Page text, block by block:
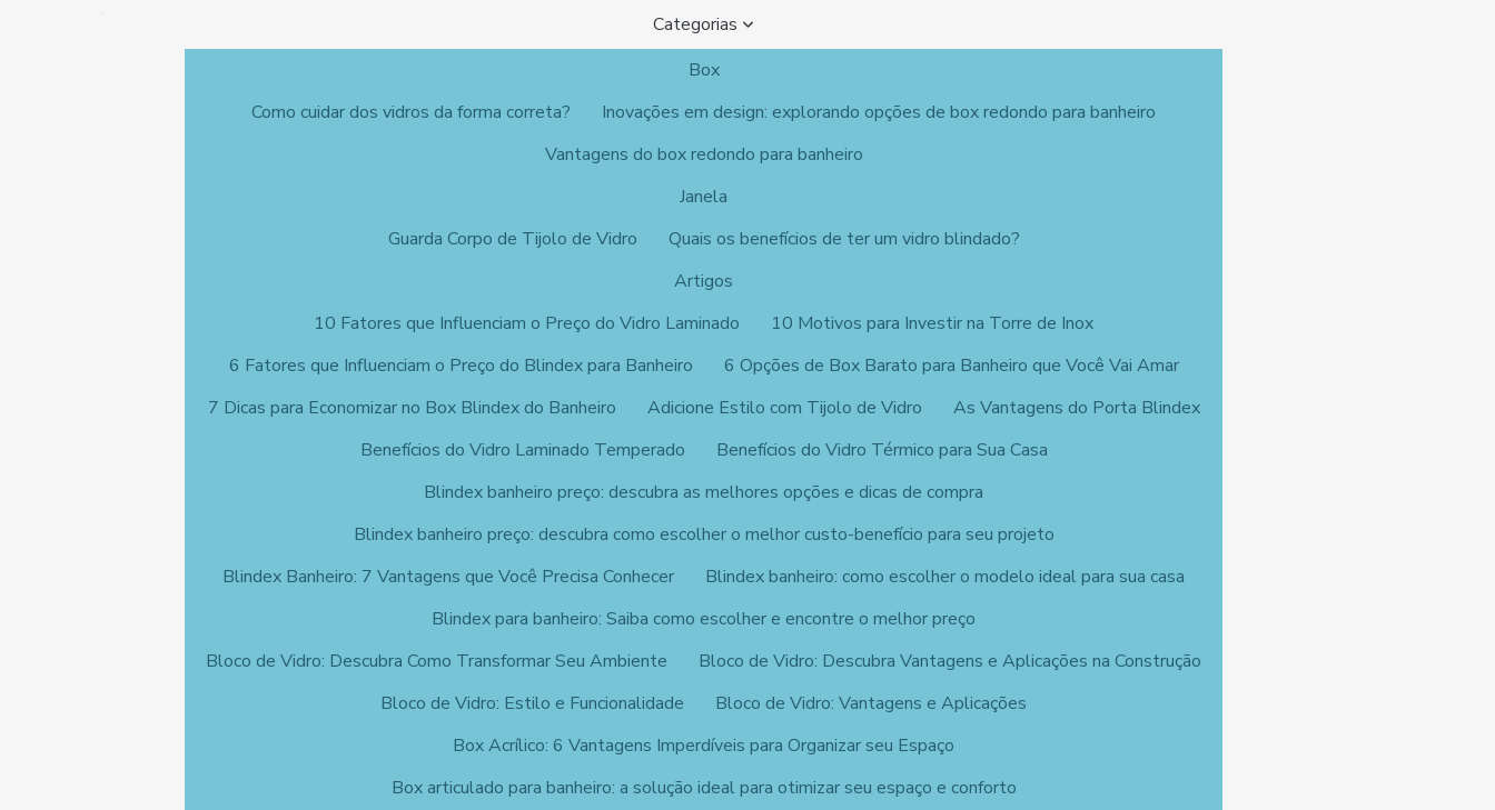
Categorias
Box
Como cuidar dos vidros da forma correta?
Inovações em design: explorando opções de box redondo para banheiro
Vantagens do box redondo para banheiro
Janela
Guarda Corpo de Tijolo de Vidro
Quais os benefícios de ter um vidro blindado?
Artigos
10 Fatores que Influenciam o Preço do Vidro Laminado
10 Motivos para Investir na Torre de Inox
6 Fatores que Influenciam o Preço do Blindex para Banheiro
6 Opções de Box Barato para Banheiro que Você Vai Amar
7 Dicas para Economizar no Box Blindex do Banheiro
Adicione Estilo com Tijolo de Vidro
As Vantagens do Porta Blindex
Benefícios do Vidro Laminado Temperado
Benefícios do Vidro Térmico para Sua Casa
Blindex banheiro preço: descubra as melhores opções e dicas de compra
Blindex banheiro preço: descubra como escolher o melhor custo-benefício para seu projeto
Blindex Banheiro: 7 Vantagens que Você Precisa Conhecer
Blindex banheiro: como escolher o modelo ideal para sua casa
Blindex para banheiro: Saiba como escolher e encontre o melhor preço
Bloco de Vidro: Descubra Como Transformar Seu Ambiente
Bloco de Vidro: Descubra Vantagens e Aplicações na Construção
Bloco de Vidro: Estilo e Funcionalidade
Bloco de Vidro: Vantagens e Aplicações
Box Acrílico: 6 Vantagens Imperdíveis para Organizar seu Espaço
Box articulado para banheiro: a solução ideal para otimizar seu espaço e conforto